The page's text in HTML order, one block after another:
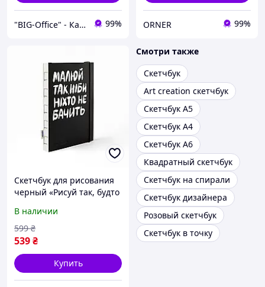
"BIG-Office" - Канцтовары, рюкзаки и товары для творчества! 99% ORNER 99%
Скетчбук для рисования
черный «Рисуй так, будто
стр. / Блокнот для эскизов
В наличии
539₴
599 ₴
Купить
Смотри также
Скетчбук
Art creation скетчбук
Скетчбук А5
Скетчбук А4
Скетчбук А6
Квадратный скетчбук
Скетчбук на спирали
Скетчбук дизайнера
Розовый скетчбук
Скетчбук в точку